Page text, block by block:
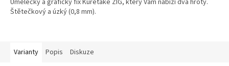
Umělecký a grafický fix Kuretake ZIG, který Vám nabízí dva hroty.
Štětečkový a úzký (0,8 mm).
Varianty Popis Diskuze